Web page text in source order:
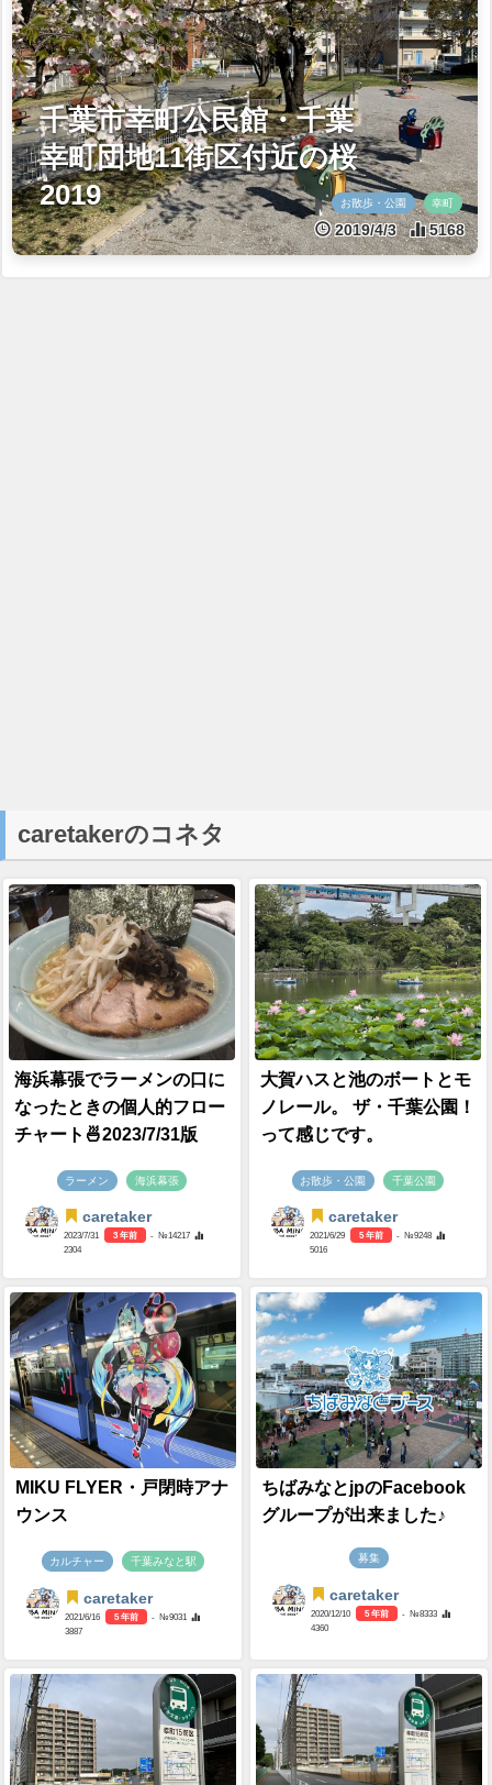
千葉市幸町公民館・千葉
幸町団地11街区付近の桜
2019
お散歩・公園 幸町
2019/4/3 5168
caretakerのコネタ
海浜幕張でラーメンの口に
なったときの個人的フロー
チャート🍜2023/7/31版
ラーメン 海浜幕張
caretaker
2023/7/31 3 年前
- №14217
2304
大賀ハスと池のボートとモ
ノレール。 ザ・千葉公園！
って感じです。
お散歩・公園 千葉公園
caretaker
2021/6/29 5 年前
- №9248
5016
MIKU FLYER・戸閉時アナ
ウンス
カルチャー 千葉みなと駅
caretaker
2021/6/16 5 年前
- №9031
3887
ちばみなとjpのFacebook
グループが出来ました♪
募集
caretaker
2020/12/10 5 年前
- №8333
4360